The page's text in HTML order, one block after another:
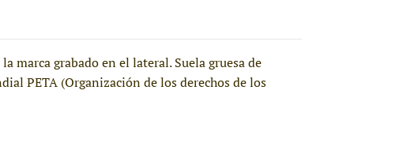
marca grabado en el lateral. Suela gruesa de
PETA (Organización de los derechos de los